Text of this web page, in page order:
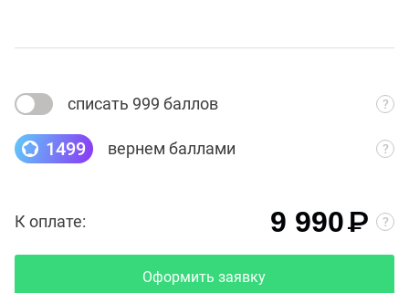
списать 999 баллов
1499 вернем баллами
К оплате: 9 990₽
Оформить заявку